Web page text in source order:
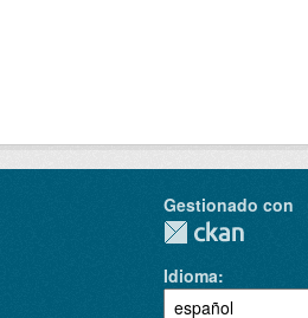
Gestionado con
Idioma